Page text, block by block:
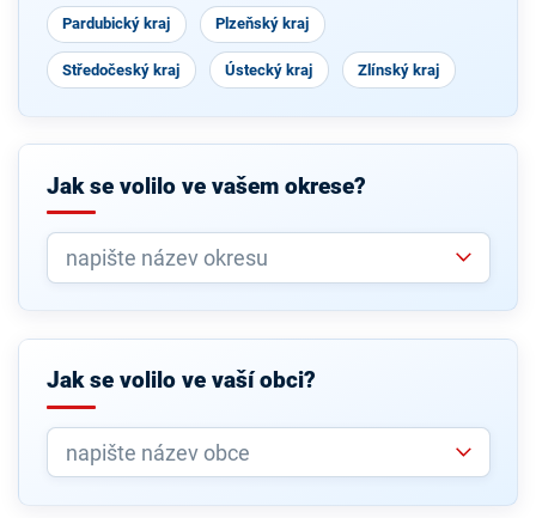
Pardubický kraj Plzeňský kraj
Středočeský kraj Ústecký kraj Zlínský kraj
Jak se volilo ve vašem okrese?
Jak se volilo ve vaší obci?